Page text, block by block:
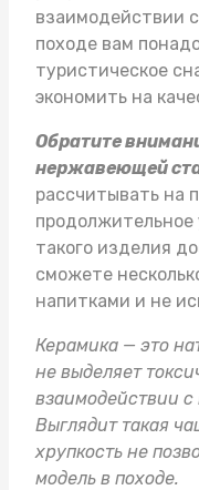
взаимодействии
походе вам
туристическое
экономить на
Обратите
нержавеющей
рассчитывать на
такого изделия
сможете
напитками и не
Керамика — это
не выделяет
взаимодействии
Выглядит такая
хрупкость не
модель в походе.